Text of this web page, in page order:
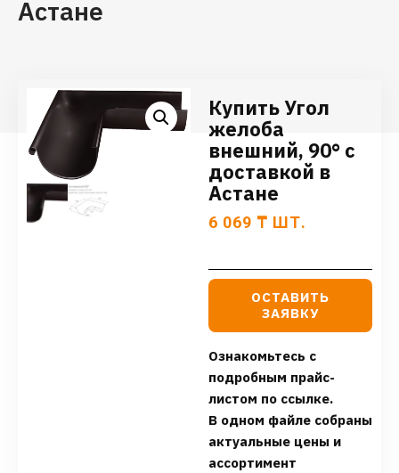
Астане
Купить Угол
желоба
внешний, 90° с
доставкой в
Астане
6 069 ₸ ШТ.
ОСТАВИТЬ
ЗАЯВКУ
Ознакомьтесь с
подробным прайс-
листом по ссылке.
В одном файле собраны
актуальные цены и
ассортимент